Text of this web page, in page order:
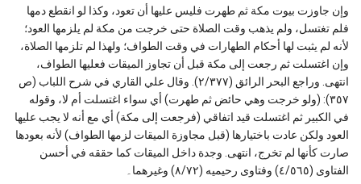
وإن جاوزت بيوت مكة ثم طهرت فليس عليها أن تعود، وكذا لو انقطع دمها
فلم تغتسل، ولم يذهب وقت الصلاة حتى خرجت من مكة لم يلزمها العود؛
لأنه لم يثبت لها أحكام الطهارات في وقت الطواف؛ ولهذا لم تلزمها الصلاة،
وإن اغتسلت ثم رجعت إلى مكة قبل أن تجاوز الميقات فعليها الطواف،
انتهى. وراجع البحر الرائق (٢/٣٧٧). وقال علي القاري في شرح اللباب (ص
٣٥٧): (ولو خرجت وهي حائض ثم طهرت) أي سواء اغتسلت أم لا، وقوله
في الكبير ثم اغتسلت قيد اتفاقي (فرجعت إلى مكة) أي مع أنه لا يجب عليها
العود ولكن عادت باختيارها (قبل مجاوزة الميقات لزمها الطواف) لأنه بعودها
صارت كأنها لم تخرج، انتهى. وجدة داخل الميقات كما حققه في أحسن
الفتاوى (٤/٥٦٥) وفتاوى رحيميه (٨/٧٢) وغيرهما۔